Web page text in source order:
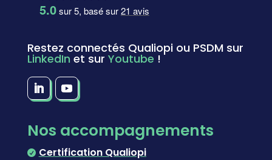
5.0sur 5, basé sur21 avis
Restez connectés Qualiopi ou PSDM sur
LinkedIn et sur Youtube !
Nos accompagnements
 Certification Qualiopi